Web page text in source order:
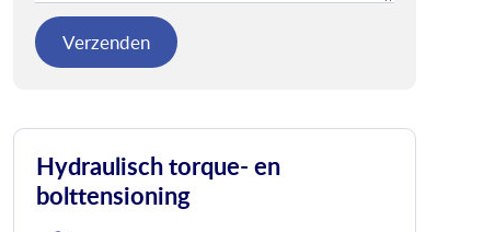
Verzenden
Hydraulisch torque- en
bolttensioning